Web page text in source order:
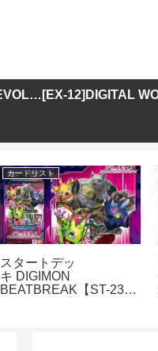
[BT-25]DUAL REVOLUTION
カードリスト
スタートデッ
キ DIGIMON
BEATBREAK【ST-23】